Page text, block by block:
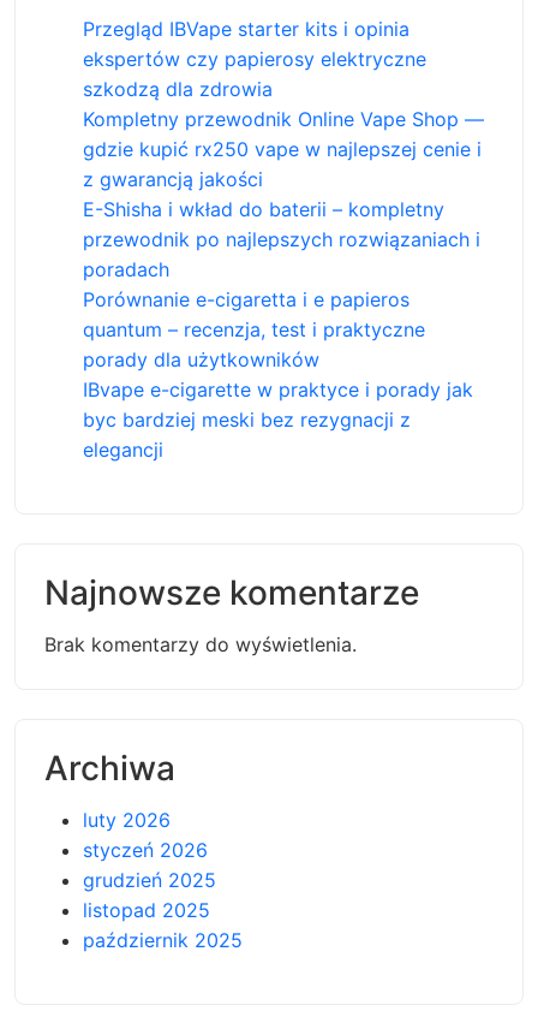
Przegląd IBVape starter kits i opinia
ekspertów czy papierosy elektryczne
szkodzą dla zdrowia
Kompletny przewodnik Online Vape Shop —
gdzie kupić rx250 vape w najlepszej cenie i
z gwarancją jakości
E-Shisha i wkład do baterii – kompletny
przewodnik po najlepszych rozwiązaniach i
poradach
Porównanie e-cigaretta i e papieros
quantum – recenzja, test i praktyczne
porady dla użytkowników
IBvape e-cigarette w praktyce i porady jak
byc bardziej meski bez rezygnacji z
elegancji
Najnowsze komentarze
Brak komentarzy do wyświetlenia.
Archiwa
luty 2026
styczeń 2026
grudzień 2025
listopad 2025
październik 2025